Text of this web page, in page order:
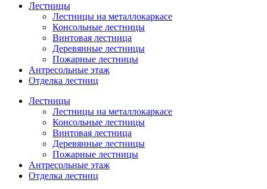
Лестницы
Лестницы на металлокаркасе
Консольные лестницы
Винтовая лестница
Деревянные лестницы
Пожарные лестницы
Антресольные этаж
Отделка лестниц
Лестницы
Лестницы на металлокаркасе
Консольные лестницы
Винтовая лестница
Деревянные лестницы
Пожарные лестницы
Антресольные этаж
Отделка лестниц